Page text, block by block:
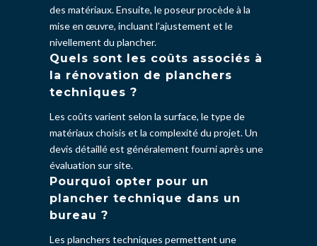
des matériaux. Ensuite, le poseur procède à la
mise en œuvre, incluant l’ajustement et le
nivellement du plancher.
Quels sont les coûts associés à
la rénovation de planchers
techniques ?
Les coûts varient selon la surface, le type de
matériaux choisis et la complexité du projet. Un
devis détaillé est généralement fourni après une
évaluation sur site.
Pourquoi opter pour un
plancher technique dans un
bureau ?
Les planchers techniques permettent une